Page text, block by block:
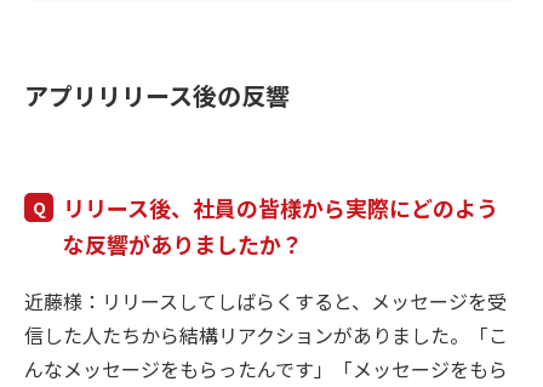
アプリリリース後の反響
リリース後、社員の皆様から実際にどのよう
な反響がありましたか？
近藤様：リリースしてしばらくすると、メッセージを受
信した人たちから結構リアクションがありました。「こ
んなメッセージをもらったんです」「メッセージをもら